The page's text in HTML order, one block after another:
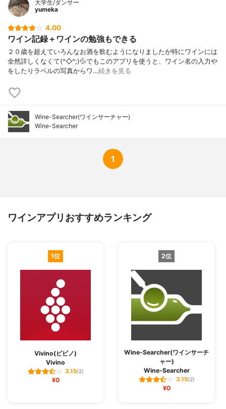
大学生/ダンサー
yumeka
4.00
ワイン記録＋ワインの勉強もできる
２０歳を超えていろんなお酒を飲むようになりましたが特にワインには
全然詳しくなくて(^◇^;)💦でもこのアプリを使うと、ワイン名の入力や
をしたりラベルの写真からワ…続きを見る
Wine-Searcher(ワインサーチャー)
Wine-Searcher
1
ワインアプリおすすめランキング
1位
Vivino(ビビノ)
Vivino
3.15(2)
¥0
2位
Wine-Searcher(ワインサーチ
ャー)
Wine-Searcher
3.15(2)
¥0